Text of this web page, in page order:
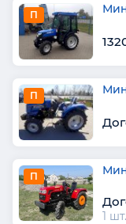
П
П
П
1 шт.